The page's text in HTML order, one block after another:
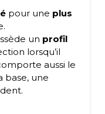
pour une plus
un profil
lorsqu’il
aussi le
base, une